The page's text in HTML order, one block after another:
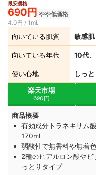
最安価格
690円 やや低価格
4.0円 / 1mL
向いている肌質 敏感肌
向いている年代 10代
使い心地
しっと
楽天市場
690円
商品概要
有効成分トラネキサム
170ml
弱酸性で無香料や無着
2種のヒアルロン酸や
っとりタイプ